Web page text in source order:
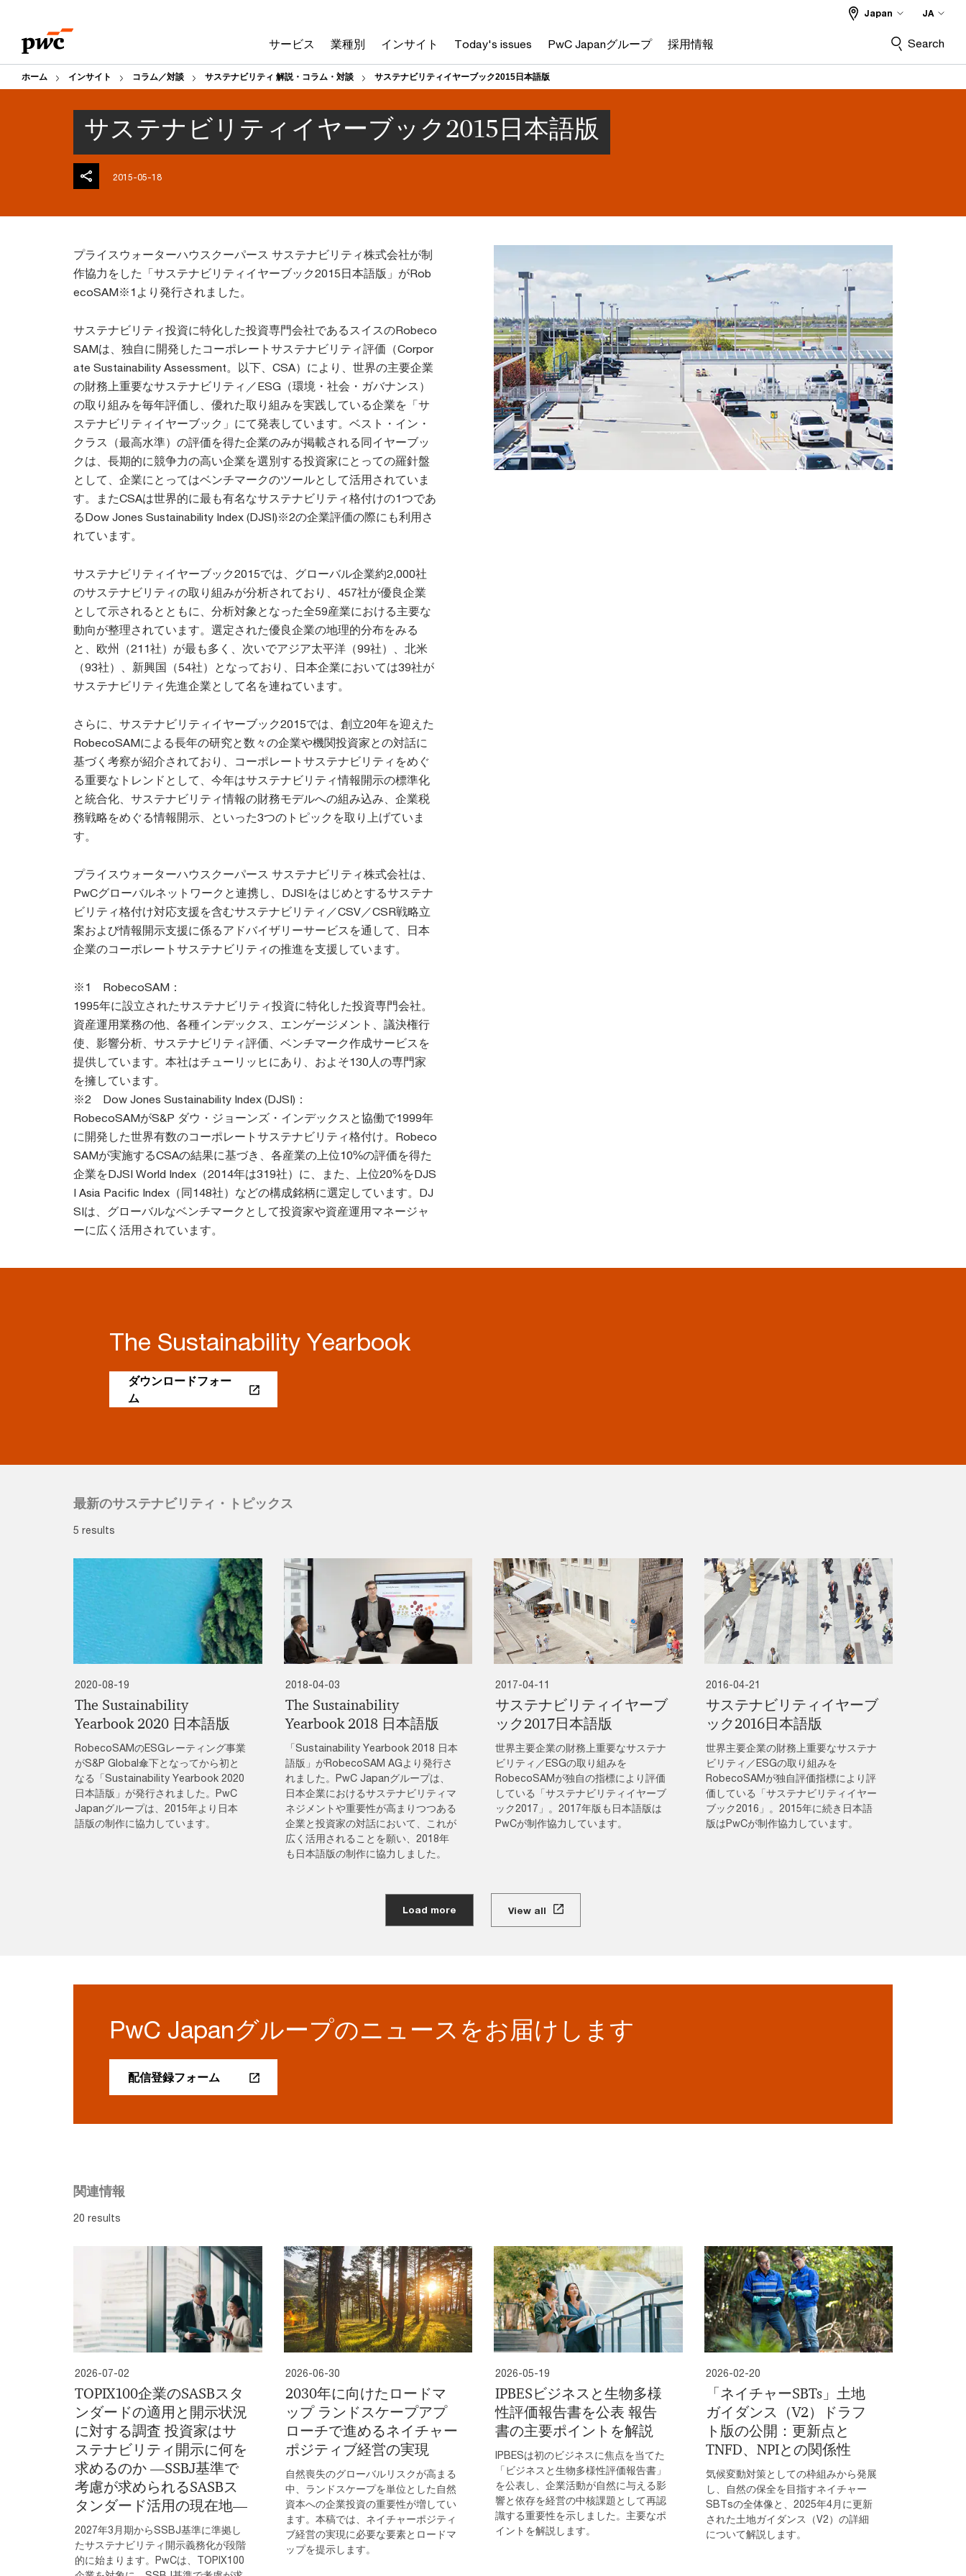
content
footer
サービス 業種別 インサイト Today's issues PwC Japanグループ 採用情報
Japan JA
Search
ホーム インサイト コラム／対談 サステナビリティ 解説・コラム・対談 サステナビリティイヤーブック2015日本語版
サステナビリティイヤーブック2015日本語版
2015-05-18
プライスウォーターハウスクーパース サステナビリティ株式会社が制
作協力をした「サステナビリティイヤーブック2015日本語版」がRob
ecoSAM※1より発行されました。
サステナビリティ投資に特化した投資専門会社であるスイスのRobeco
SAMは、独自に開発したコーポレートサステナビリティ評価（Corpor
ate Sustainability Assessment。以下、CSA）により、世界の主要企業
の財務上重要なサステナビリティ／ESG（環境・社会・ガバナンス）
の取り組みを毎年評価し、優れた取り組みを実践している企業を「サ
ステナビリティイヤーブック」にて発表しています。ベスト・イン・
クラス（最高水準）の評価を得た企業のみが掲載される同イヤーブッ
クは、長期的に競争力の高い企業を選別する投資家にとっての羅針盤
として、企業にとってはベンチマークのツールとして活用されていま
す。またCSAは世界的に最も有名なサステナビリティ格付けの1つであ
るDow Jones Sustainability Index (DJSI)※2の企業評価の際にも利用さ
れています。
サステナビリティイヤーブック2015では、グローバル企業約2,000社
のサステナビリティの取り組みが分析されており、457社が優良企業
として示されるとともに、分析対象となった全59産業における主要な
動向が整理されています。選定された優良企業の地理的分布をみる
と、欧州（211社）が最も多く、次いでアジア太平洋（99社）、北米
（93社）、新興国（54社）となっており、日本企業においては39社が
サステナビリティ先進企業として名を連ねています。
さらに、サステナビリティイヤーブック2015では、創立20年を迎えた
RobecoSAMによる長年の研究と数々の企業や機関投資家との対話に
基づく考察が紹介されており、コーポレートサステナビリティをめぐ
る重要なトレンドとして、今年はサステナビリティ情報開示の標準化
と統合化、サステナビリティ情報の財務モデルへの組み込み、企業税
務戦略をめぐる情報開示、といった3つのトピックを取り上げていま
す。
プライスウォーターハウスクーパース サステナビリティ株式会社は、
PwCグローバルネットワークと連携し、DJSIをはじめとするサステナ
ビリティ格付け対応支援を含むサステナビリティ／CSV／CSR戦略立
案および情報開示支援に係るアドバイザリーサービスを通して、日本
企業のコーポレートサステナビリティの推進を支援しています。
※1 RobecoSAM：
1995年に設立されたサステナビリティ投資に特化した投資専門会社。
資産運用業務の他、各種インデックス、エンゲージメント、議決権行
使、影響分析、サステナビリティ評価、ベンチマーク作成サービスを
提供しています。本社はチューリッヒにあり、およそ130人の専門家
を擁しています。
※2 Dow Jones Sustainability Index (DJSI)：
RobecoSAMがS&P ダウ・ジョーンズ・インデックスと協働で1999年
に開発した世界有数のコーポレートサステナビリティ格付け。Robeco
SAMが実施するCSAの結果に基づき、各産業の上位10%の評価を得た
企業をDJSI World Index（2014年は319社）に、また、上位20%をDJS
I Asia Pacific Index（同148社）などの構成銘柄に選定しています。DJ
SIは、グローバルなベンチマークとして投資家や資産運用マネージャ
ーに広く活用されています。
The Sustainability Yearbook
ダウンロードフォー
ム
最新のサステナビリティ・トピックス
5 results
2020-08-19
The Sustainability
Yearbook 2020 日本語版
RobecoSAMのESGレーティング事業
がS&P Global傘下となってから初と
なる「Sustainability Yearbook 2020
日本語版」が発行されました。PwC
Japanグループは、2015年より日本
語版の制作に協力しています。
2018-04-03
The Sustainability
Yearbook 2018 日本語版
「Sustainability Yearbook 2018 日本
語版」がRobecoSAM AGより発行さ
れました。PwC Japanグループは、
日本企業におけるサステナビリティマ
ネジメントや重要性が高まりつつある
企業と投資家の対話において、これが
広く活用されることを願い、2018年
も日本語版の制作に協力しました。
2017-04-11
サステナビリティイヤーブ
ック2017日本語版
世界主要企業の財務上重要なサステナ
ビリティ／ESGの取り組みを
RobecoSAMが独自の指標により評価
している「サステナビリティイヤーブ
ック2017」。2017年版も日本語版は
PwCが制作協力しています。
2016-04-21
サステナビリティイヤーブ
ック2016日本語版
世界主要企業の財務上重要なサステナ
ビリティ／ESGの取り組みを
RobecoSAMが独自評価指標により評
価している「サステナビリティイヤー
ブック2016」。2015年に続き日本語
版はPwCが制作協力しています。
Load more View all
PwC Japanグループのニュースをお届けします
配信登録フォーム
関連情報
20 results
2026-07-02
TOPIX100企業のSASBスタ
ンダードの適用と開示状況
に対する調査 投資家はサ
ステナビリティ開示に何を
求めるのか ―SSBJ基準で
考慮が求められるSASBス
タンダード活用の現在地―
2027年3月期からSSBJ基準に準拠し
たサステナビリティ開示義務化が段階
的に始まります。PwCは、TOPIX100
2026-06-30
2030年に向けたロードマ
ップ ランドスケープアプ
ローチで進めるネイチャー
ポジティブ経営の実現
自然喪失のグローバルリスクが高まる
中、ランドスケープを単位とした自然
資本への企業投資の重要性が増してい
ます。本稿では、ネイチャーポジティ
ブ経営の実現に必要な要素とロードマ
ップを提示します。
2026-05-19
IPBESビジネスと生物多様
性評価報告書を公表 報告
書の主要ポイントを解説
IPBESは初のビジネスに焦点を当てた
「ビジネスと生物多様性評価報告書」
を公表し、企業活動が自然に与える影
響と依存を経営の中核課題として再認
識する重要性を示しました。主要なポ
イントを解説します。
2026-02-20
「ネイチャーSBTs」土地
ガイダンス（V2）ドラフ
ト版の公開：更新点と
TNFD、NPIとの関係性
気候変動対策としての枠組みから発展
し、自然の保全を目指すネイチャー
SBTsの全体像と、2025年4月に更新
された土地ガイダンス（V2）の詳細
について解説します。